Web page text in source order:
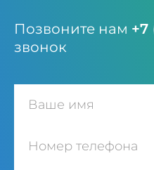
Позвоните нам +7
звонок